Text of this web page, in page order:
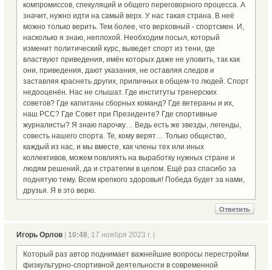
компромиссов, спекуляций и общего переговорного процесса. А
значит, нужно идти на самый верх. У нас такая страна. В неё
можно только верить. Тем более, что верховный - спортсмен. И,
насколько я знаю, неплохой. Необходим посыл, который
изменит политический курс, выведет спорт из тени, где
властвуют приведения, имён которых даже не уловить, так как
они, приведения, дают указания, не оставляя следов и
заставляя краснеть других, приличных в общем-то людей. Спорт
недооценён. Нас не слышат. Где институты тренерских
советов? Где капитаны сборных команд? Где ветераны и их,
наш РСС? Где Совет при Президенте? Где спортивные
журналисты? Я знаю парочку… Ведь есть же звезды, легенды,
совесть нашего спорта. Те, кому верят… Только общество,
каждый из нас, и мы вместе, как члены тех или иных
коллективов, можем повлиять на выработку нужных стране и
людям решений, да и стратегии в целом. Ещё раз спасибо за
поднятую тему. Всем крепкого здоровья! Победа будет за нами,
друзья. Я в это верю.
Ответить
Игорь Орлов 10:48, 17 ноября 2023 г. |
Который раз автор поднимает важнейшие вопросы перестройки
физкультурно-спортивной деятельности в современной